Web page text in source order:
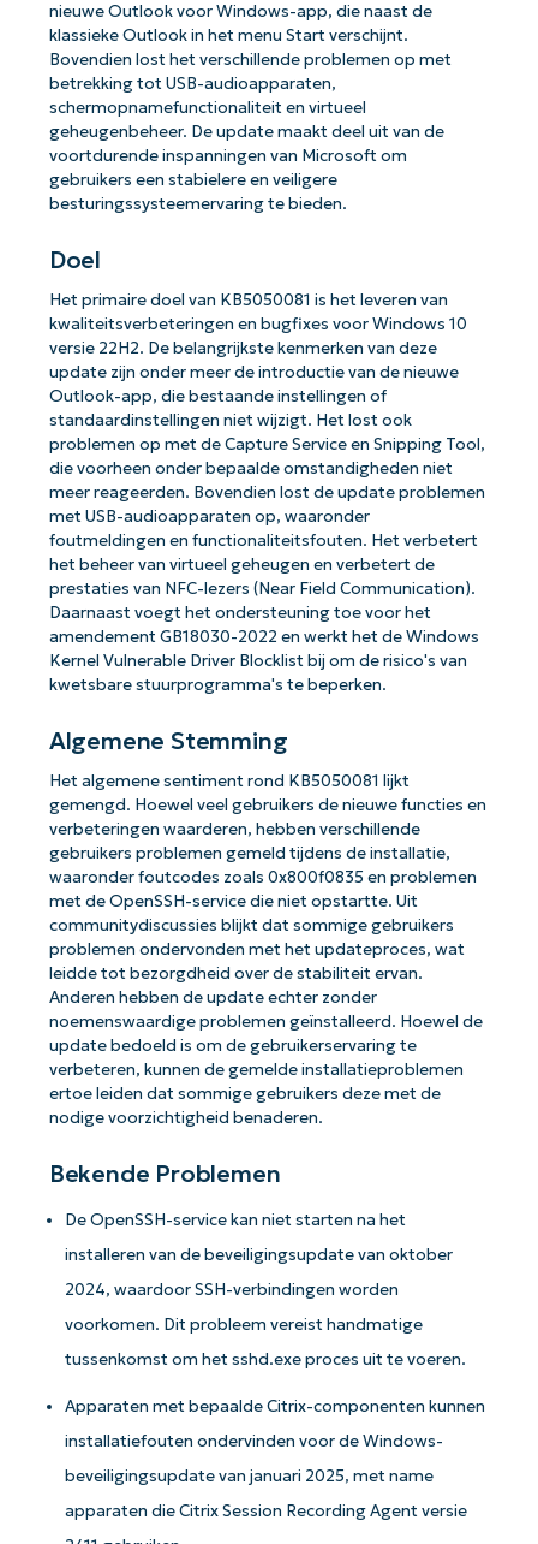
nieuwe Outlook voor Windows-app, die naast de
klassieke Outlook in het menu Start verschijnt.
Bovendien lost het verschillende problemen op met
betrekking tot USB-audioapparaten,
schermopnamefunctionaliteit en virtueel
geheugenbeheer. De update maakt deel uit van de
voortdurende inspanningen van Microsoft om
gebruikers een stabielere en veiligere
besturingssysteemervaring te bieden.
Doel
Het primaire doel van KB5050081 is het leveren van
kwaliteitsverbeteringen en bugfixes voor Windows 10
versie 22H2. De belangrijkste kenmerken van deze
update zijn onder meer de introductie van de nieuwe
Outlook-app, die bestaande instellingen of
standaardinstellingen niet wijzigt. Het lost ook
problemen op met de Capture Service en Snipping Tool,
die voorheen onder bepaalde omstandigheden niet
meer reageerden. Bovendien lost de update problemen
met USB-audioapparaten op, waaronder
foutmeldingen en functionaliteitsfouten. Het verbetert
het beheer van virtueel geheugen en verbetert de
prestaties van NFC-lezers (Near Field Communication).
Daarnaast voegt het ondersteuning toe voor het
amendement GB18030-2022 en werkt het de Windows
Kernel Vulnerable Driver Blocklist bij om de risico's van
kwetsbare stuurprogramma's te beperken.
Algemene Stemming
Het algemene sentiment rond KB5050081 lijkt
gemengd. Hoewel veel gebruikers de nieuwe functies en
verbeteringen waarderen, hebben verschillende
gebruikers problemen gemeld tijdens de installatie,
waaronder foutcodes zoals 0x800f0835 en problemen
met de OpenSSH-service die niet opstartte. Uit
communitydiscussies blijkt dat sommige gebruikers
problemen ondervonden met het updateproces, wat
leidde tot bezorgdheid over de stabiliteit ervan.
Anderen hebben de update echter zonder
noemenswaardige problemen geïnstalleerd. Hoewel de
update bedoeld is om de gebruikerservaring te
verbeteren, kunnen de gemelde installatieproblemen
ertoe leiden dat sommige gebruikers deze met de
nodige voorzichtigheid benaderen.
Bekende Problemen
De OpenSSH-service kan niet starten na het
installeren van de beveiligingsupdate van oktober
2024, waardoor SSH-verbindingen worden
voorkomen. Dit probleem vereist handmatige
tussenkomst om het sshd.exe proces uit te voeren.
Apparaten met bepaalde Citrix-componenten kunnen
installatiefouten ondervinden voor de Windows-
beveiligingsupdate van januari 2025, met name
apparaten die Citrix Session Recording Agent versie